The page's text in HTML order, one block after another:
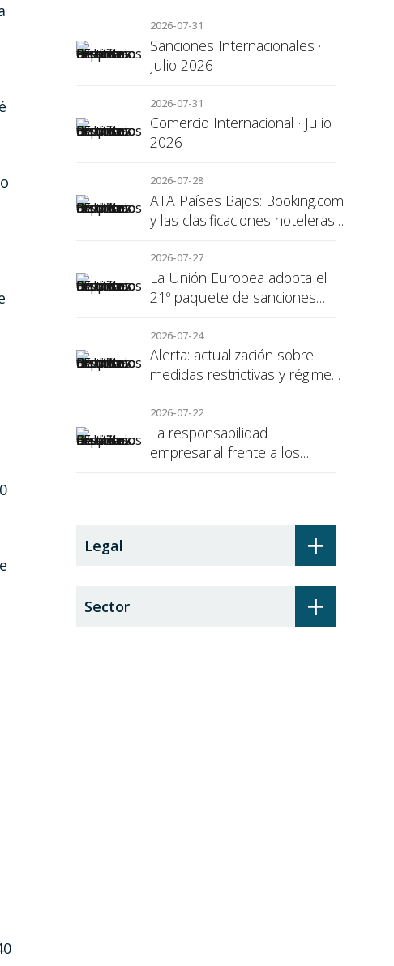
2026-07-31
Sanciones Internacionales ·
Julio 2026
2026-07-31
Comercio Internacional · Julio
2026
2026-07-28
ATA Países Bajos: Booking.com
y las clasificaciones hoteleras,
para el consumidor
2026-07-27
La Unión Europea adopta el
21º paquete de sanciones
2026-07-24
Alerta: actualización sobre
medidas restrictivas y régimen
2026-07-22
La responsabilidad
empresarial frente a los
+
Legal
+
Sector